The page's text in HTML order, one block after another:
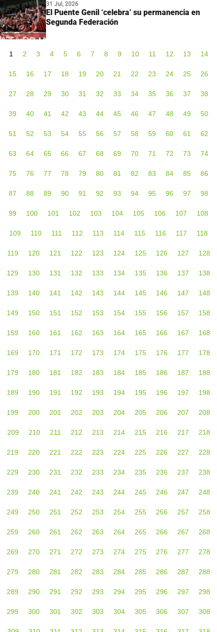
31 Jul, 2026
El Puente Genil ‘celebra’ su permanencia en
Segunda Federación
1 2 3 4 5 6 7 8 9 10 11 12 13 14
15 16 17 18 19 20 21 22 23 24 25 26
27 28 29 30 31 32 33 34 35 36 37 38
39 40 41 42 43 44 45 46 47 48 49 50
51 52 53 54 55 56 57 58 59 60 61 62
63 64 65 66 67 68 69 70 71 72 73 74
75 76 77 78 79 80 81 82 83 84 85 86
87 88 89 90 91 92 93 94 95 96 97 98
99 100 101 102 103 104 105 106 107 108
109 110 111 112 113 114 115 116 117 118
119 120 121 122 123 124 125 126 127 128
129 130 131 132 133 134 135 136 137 138
139 140 141 142 143 144 145 146 147 148
149 150 151 152 153 154 155 156 157 158
159 160 161 162 163 164 165 166 167 168
169 170 171 172 173 174 175 176 177 178
179 180 181 182 183 184 185 186 187 188
189 190 191 192 193 194 195 196 197 198
199 200 201 202 203 204 205 206 207 208
209 210 211 212 213 214 215 216 217 218
219 220 221 222 223 224 225 226 227 228
229 230 231 232 233 234 235 236 237 238
239 240 241 242 243 244 245 246 247 248
249 250 251 252 253 254 255 256 257 258
259 260 261 262 263 264 265 266 267 268
269 270 271 272 273 274 275 276 277 278
279 280 281 282 283 284 285 286 287 288
289 290 291 292 293 294 295 296 297 298
299 300 301 302 303 304 305 306 307 308